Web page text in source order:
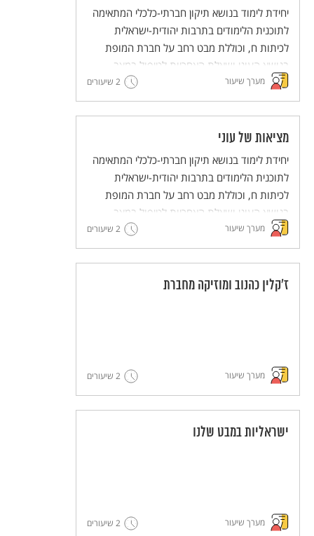
יחידת לימוד בנושא תיקון חברתי-כלכלי המתאימה
לתוכנית הלימודים בתרבות יהודית-ישראלית
לכיתות ח, וכוללת מבט רחב על חברת המופת
בנושא העוני ושאלת האחריות לטיפול במצב.
מערך שיעור 2 שיעורים
מציאות של עוני
יחידת לימוד בנושא תיקון חברתי-כלכלי המתאימה
לתוכנית הלימודים בתרבות יהודית-ישראלית
לכיתות ח, וכוללת מבט רחב על חברת המופת
בנושא העוני ושאלת האחריות לטיפול במצב.
מערך שיעור 2 שיעורים
ז'קלין כהנוב ומוזיקה מחברת
מערך שיעור 2 שיעורים
ישראליות במבט שלנו
מערך שיעור 2 שיעורים